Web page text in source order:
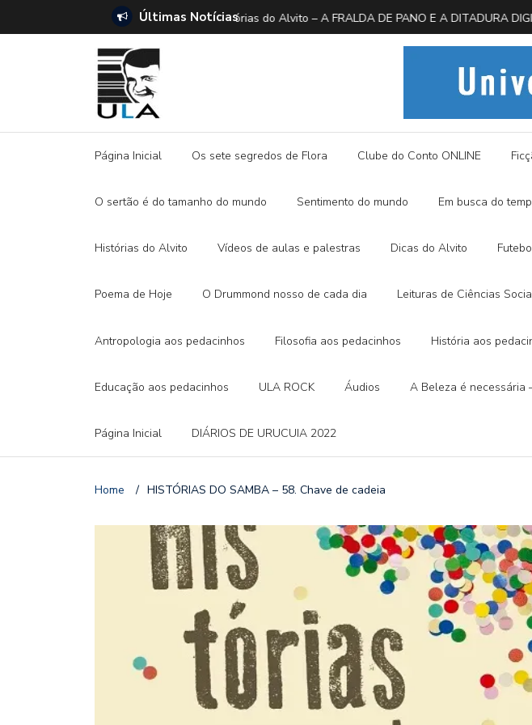
Últimas Notícias
E A DITADURA DIGITAL Histórias do Alvito – EM BUSCA DA BORBOLETA AZUL
Página Inicial Os sete segredos de Flora Clube do Conto ONLINE
O sertão é do tamanho do mundo Sentimento do mundo Em busca do
Histórias do Alvito Vídeos de aulas e palestras Dicas do Alvito
Poema de Hoje O Drummond nosso de cada dia Leituras de Ciências
Antropologia aos pedacinhos Filosofia aos pedacinhos História aos
Educação aos pedacinhos ULA ROCK Áudios A Beleza é necessária
Página Inicial DIÁRIOS DE URUCUIA 2022
Home / HISTÓRIAS DO SAMBA – 58. Chave de cadeia